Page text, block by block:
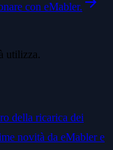
con eMabler.
utilizza.
della ricarica dei
novità da eMabler e